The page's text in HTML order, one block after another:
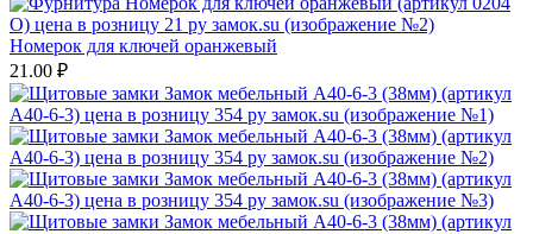
Номерок для ключей оранжевый
21.00 ₽